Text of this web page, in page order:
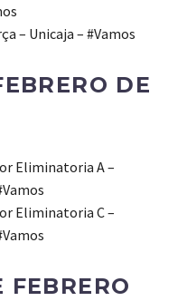
– Unicaja – #Vamos
DE
Eliminatoria A –
Eliminatoria C –
FEBRERO